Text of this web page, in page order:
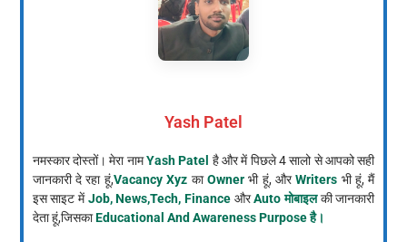
Yash Patel
नमस्कार दोस्तों। मेरा नामYash Patel है और में पिछले 4 सालो से आपको सही
जानकारी दे रहा हूं,Vacancy Xyz काOwnerभी हूं, औरWriters भी हूं, मैं
इस साइट मेंJob, News,Tech, Finance औरAuto मोबाइलकी जानकारी
देता हूं,जिसकाEducational And Awareness Purpose है।